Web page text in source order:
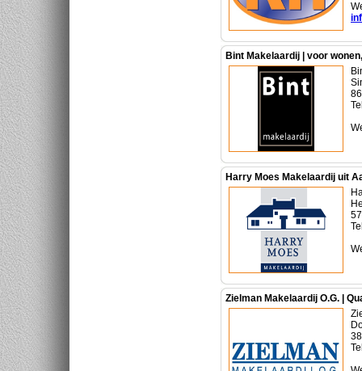
Bint Makelaardij | voor
Harry Moes Makelaardij uit
Zielman Makelaardij O.G. |